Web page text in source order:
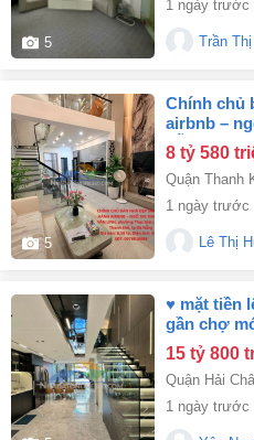
5
1 ngày trước
Trần
5
chính chủ bán nhà đẹp sẵn vận hành
airbnb –
nẵng
8 tỷ 580
Quận Thanh
1 ngày trước
Lê Thị
♥ mặt tiền lê đình thám, đường 10.5m
gần chợ
60tr/th
15 tỷ 800
Quận Hải
1 ngày trước